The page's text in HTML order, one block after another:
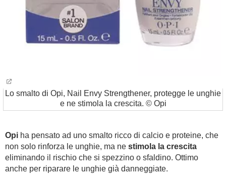
Lo smalto di Opi, Nail Envy Strengthener, protegge le unghie
e ne stimola la crescita. © Opi
Opi ha pensato ad uno smalto ricco di calcio e proteine, che
non solo rinforza le unghie, ma ne stimola la crescita
eliminando il rischio che si spezzino o sfaldino. Ottimo
anche per riparare le unghie già danneggiate.